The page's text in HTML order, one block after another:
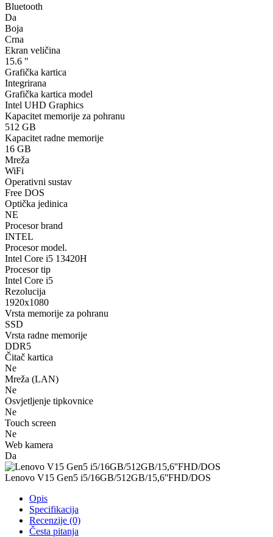
Bluetooth
Da
Boja
Crna
Ekran veličina
15.6 "
Grafička kartica
Integrirana
Grafička kartica model
Intel UHD Graphics
Kapacitet memorije za pohranu
512 GB
Kapacitet radne memorije
16 GB
Mreža
WiFi
Operativni sustav
Free DOS
Optička jedinica
NE
Procesor brand
INTEL
Procesor model.
Intel Core i5 13420H
Procesor tip
Intel Core i5
Rezolucija
1920x1080
Vrsta memorije za pohranu
SSD
Vrsta radne memorije
DDR5
Čitač kartica
Ne
Mreža (LAN)
Ne
Osvjetljenje tipkovnice
Ne
Touch screen
Ne
Web kamera
Da
Lenovo V15 Gen5 i5/16GB/512GB/15,6''FHD/DOS
Opis
Specifikacija
Recenzije (0)
Česta pitanja